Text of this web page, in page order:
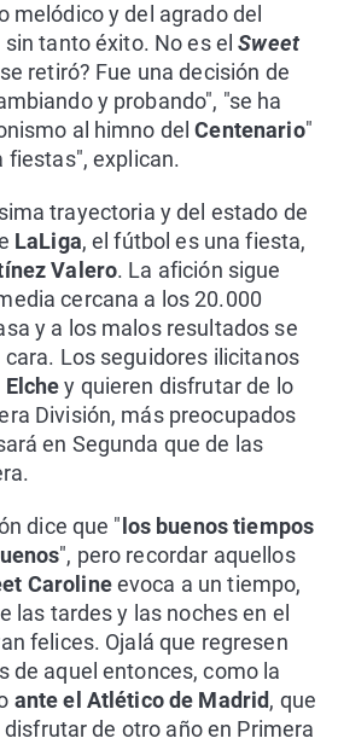
melódico y del agrado del
sin tanto éxito. No es elSweet
retiró? Fue una decisión de
y probando", "se ha
al himno delCentenario"
fiestas", explican.
trayectoria y del estado de
LaLiga, el fútbol es una fiesta,
Valero. La afición sigue
cercana a los 20.000
y a los malos resultados se
cara. Los seguidores ilicitanos
Elchey quieren disfrutar de lo
División, más preocupados
en Segunda que de las
dice que " los buenos tiempos
", pero recordar aquellos
Carolineevoca a un tiempo,
las tardes y las noches en el
felices. Ojalá que regresen
de aquel entonces, como la
ante el Atlético de Madrid, que
de otro año en Primera